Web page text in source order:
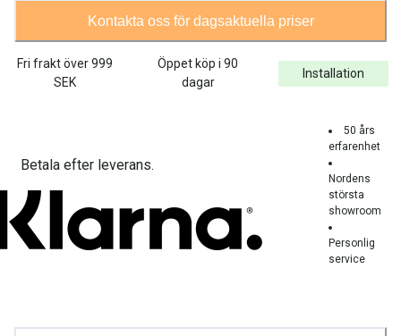
Kontakta oss för dagsaktuella priser
Fri frakt över999
SEK
Öppet köp i 90
dagar
Installation
Betala efter leverans.
50 års
erfarenhet
Nordens
största
showroom
Personlig
service